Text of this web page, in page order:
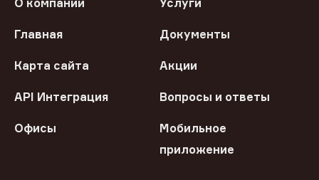
О компании Услуги
Главная Документы
Карта сайта Акции
API Интеграция Вопросы и ответы
Офисы
Мобильное
приложение